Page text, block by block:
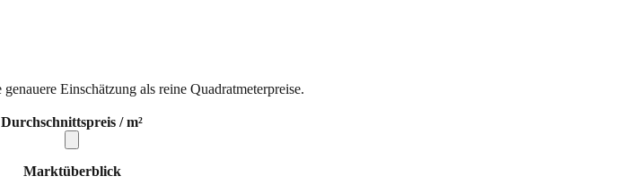
Einschätzung als reine Quadratmeterpreise.
Durchschnittspreis / m²
Marktüberblick